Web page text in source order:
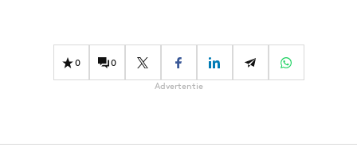
Diversiteit
Interne communicatie
0 0
Advertentie